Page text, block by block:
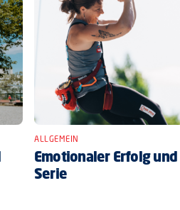
ALLGEMEIN
Emotionaler Erfolg und
Serie